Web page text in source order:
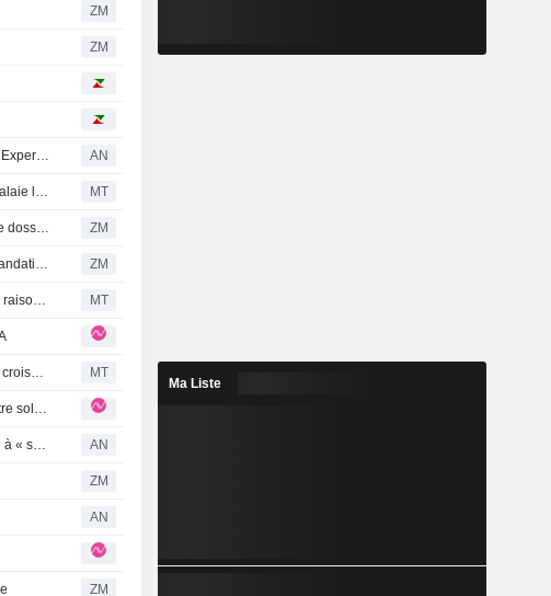
ZM
ZM
Deutsche Bank et Goldman Sachs abaissent leurs objectifs de cours sur Experian AN
Experian maintenu à l'achat : BofA salue des résultats 2026 en ligne et balaie les craintes liées à l'IA MT
EXPERIAN PLC : AlphaValue/Baader Europe est maintenant positif sur le dossier ZM
EXPERIAN PLC : AlphaValue/Baader Europe revoit à baisse sa recommandation ZM
AlphaValue/Baader Europe abaisse la recommandation sur Experian en raison des pressions tarifaires et concurrentielles liées à l'IA MT
BofA révise à la baisse les prévisions de BPA d'Experian en raison d'une croissance organique attendue "légèrement inférieure" pour l'exercice 2026 ; recommandation à l'achat maintenue MT
Experian confirme ses perspectives annuelles après un troisième trimestre solide
Experian rejoint la liste de suivi de JPMorgan avec une recommandation à « surpondérer » AN
ZM
AN
ZM
Ma Liste